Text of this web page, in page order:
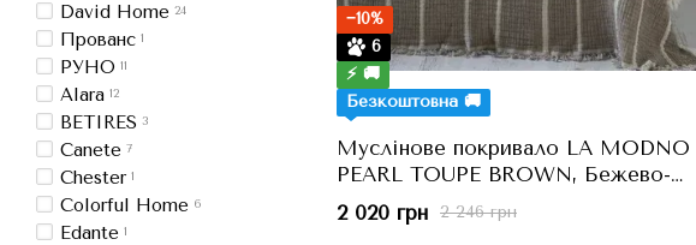
−10%
6
⚡ 🚚
Безкоштовна 🚚
Муслінове покривало LA MODNO
PEARL TOUPE BROWN, Бежево-
коричневий, 170x240 см, Полуторний
2 246 грн
2 020 грн
David Home 24
Прованс 1
РУНО 11
Alara 12
BETIRES 3
Canete 7
Chester 1
Colorful Home 6
Edante 1